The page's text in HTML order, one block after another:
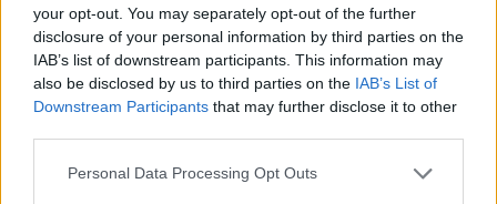
your opt-out. You may separately opt-out of the further
disclosure of your personal information by third parties on the
IAB’s list of downstream participants. This information may
also be disclosed by us to third parties on the IAB’s List of
Downstream Participants that may further disclose it to other
Please note that this website/app uses one or more Google
Personal Data Processing Opt Outs